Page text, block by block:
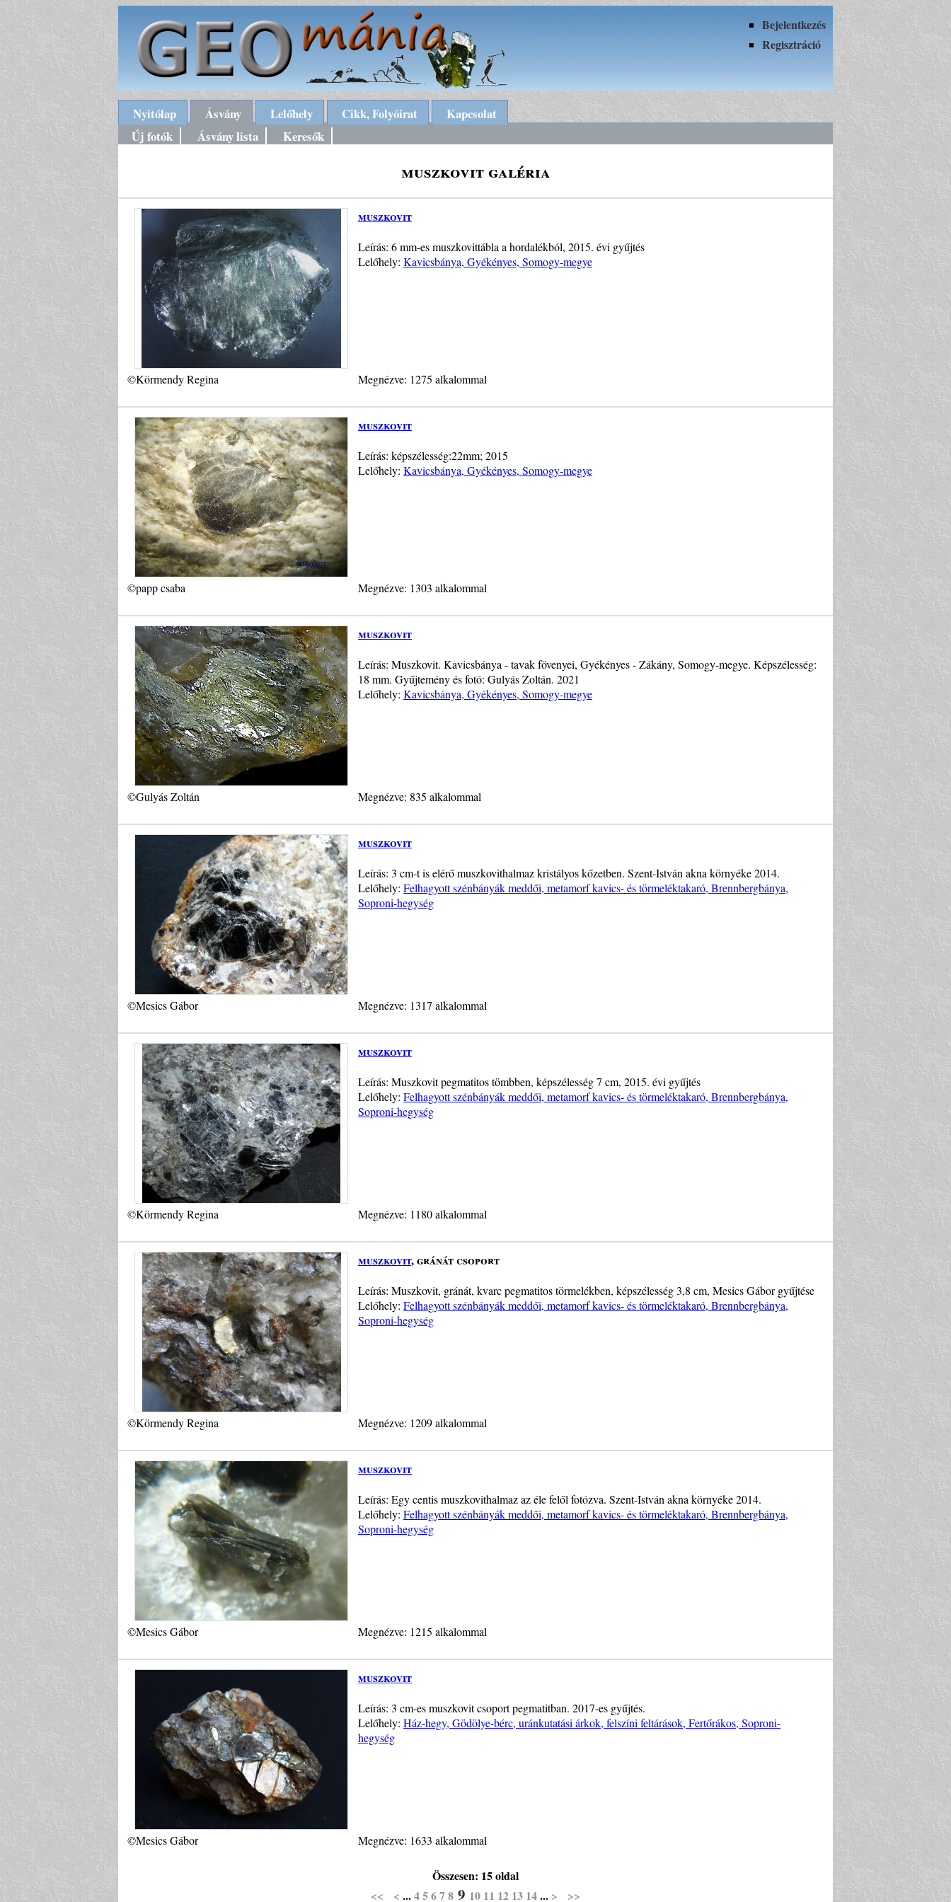
Bejelentkezés
Regisztráció
Nyitólap Ásvány Lelőhely Cikk, Folyóirat
Kapcsolat
Új fotók
Ásvány lista Keresők
muszkovit galéria
muszkovit
Leírás: 6 mm-es muszkovittábla a hordalékból, 2015. évi gyűjtés
Lelőhely: Kavicsbánya, Gyékényes, Somogy-megye
©Körmendy Regina Megnézve: 1275 alkalommal
muszkovit
Leírás: képszélesség:22mm; 2015
Lelőhely: Kavicsbánya, Gyékényes, Somogy-megye
©papp csaba Megnézve: 1303 alkalommal
muszkovit
Leírás: Muszkovit. Kavicsbánya - tavak fövenyei, Gyékényes - Zákány, Somogy-megye. Képszélesség:
18 mm. Gyűjtemény és fotó: Gulyás Zoltán. 2021
Lelőhely: Kavicsbánya, Gyékényes, Somogy-megye
©Gulyás Zoltán Megnézve: 835 alkalommal
muszkovit
Leírás: 3 cm-t is elérő muszkovithalmaz kristályos kőzetben. Szent-István akna környéke 2014.
Lelőhely: Felhagyott szénbányák meddői, metamorf kavics- és törmeléktakaró, Brennbergbánya,
Soproni-hegység
©Mesics Gábor Megnézve: 1317 alkalommal
muszkovit
Leírás: Muszkovit pegmatitos tömbben, képszélesség 7 cm, 2015. évi gyűjtés
Lelőhely: Felhagyott szénbányák meddői, metamorf kavics- és törmeléktakaró, Brennbergbánya,
Soproni-hegység
©Körmendy Regina Megnézve: 1180 alkalommal
muszkovit, gránát csoport
Leírás: Muszkovit, gránát, kvarc pegmatitos törmelékben, képszélesség 3,8 cm, Mesics Gábor gyűjtése
Lelőhely: Felhagyott szénbányák meddői, metamorf kavics- és törmeléktakaró, Brennbergbánya,
Soproni-hegység
©Körmendy Regina Megnézve: 1209 alkalommal
muszkovit
Leírás: Egy centis muszkovithalmaz az éle felől fotózva. Szent-István akna környéke 2014.
Lelőhely: Felhagyott szénbányák meddői, metamorf kavics- és törmeléktakaró, Brennbergbánya,
Soproni-hegység
©Mesics Gábor Megnézve: 1215 alkalommal
muszkovit
Leírás: 3 cm-es muszkovit csoport pegmatitban. 2017-es gyűjtés.
Lelőhely: Ház-hegy, Gödölye-bérc, uránkutatási árkok, felszíni feltárások, Fertőrákos, Soproni-
hegység
©Mesics Gábor Megnézve: 1633 alkalommal
Összesen: 15 oldal
<<
< ...45678 9 10 11 12 13 14... > >>